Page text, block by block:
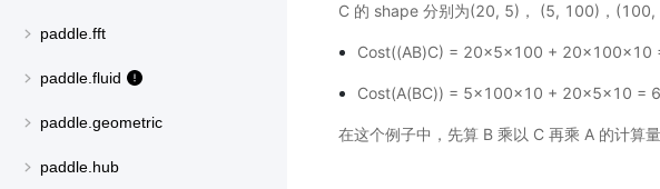
paddle.fft
paddle.fluid
paddle.geometric
paddle.hub
C 的 shape 分别为(20, 5)， (5, 100)，(100,
Cost((AB)C) = 20x5x100 + 20x100x10
Cost(A(BC)) = 5x100x10 + 20x5x10 =
在这个例子中，先算 B 乘以 C 再乘 A 的计算